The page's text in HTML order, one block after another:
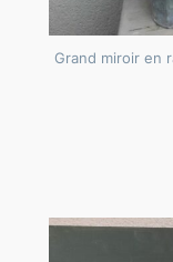
Grand miroir en